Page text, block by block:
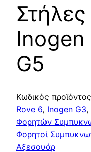
Inogen
G5
Κωδικός
Rove 6, Inogen G3,
Φορητών
Φορητοί
Αξεσουάρ